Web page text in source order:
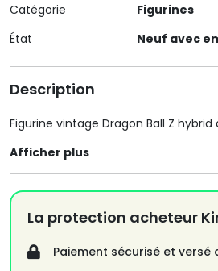
Catégorie
Figurines
État
Neuf avec
Description
Figurine vintage Dragon Ball Z
Afficher plus
La protection acheteur
Paiement sécurisé et versé